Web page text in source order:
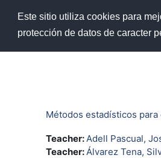
Este sitio utiliza cookies para
protección de datos de caracter
Métodos estadísticos
Teacher:Adell Pascual,
Teacher:Álvarez Tena,